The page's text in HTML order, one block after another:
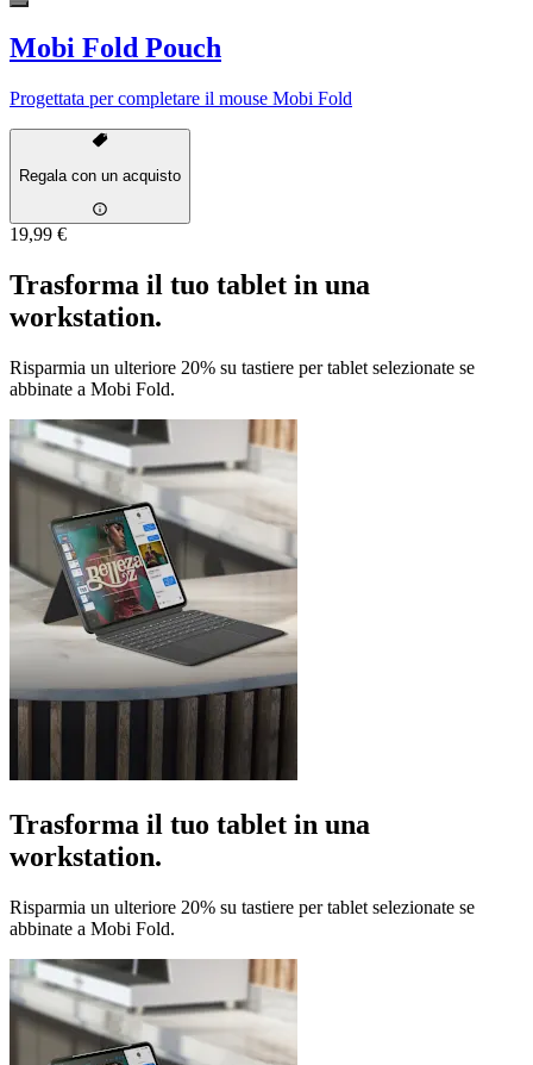
Mobi Fold Pouch
Progettata per completare il mouse Mobi Fold
Regala con un acquisto
19,99 €
Trasforma il tuo tablet in una
workstation.
Risparmia un ulteriore 20% su tastiere per tablet selezionate se
abbinate a Mobi Fold.
Trasforma il tuo tablet in una
workstation.
Risparmia un ulteriore 20% su tastiere per tablet selezionate se
abbinate a Mobi Fold.